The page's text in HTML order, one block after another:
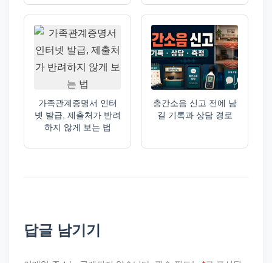
가족관계증명서 인터
넷 발급, 제출처가 반려
하지 않게 보는 법
층간소음 신고 전에 남
길 기록과 상담 경로
답글 남기기